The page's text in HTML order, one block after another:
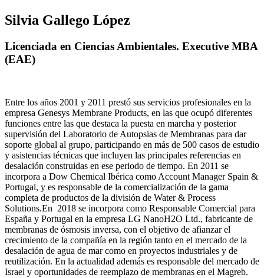
Silvia Gallego López
Licenciada en Ciencias Ambientales. Executive MBA
(EAE)
Entre los años 2001 y 2011 prestó sus servicios profesionales en la
empresa Genesys Membrane Products, en las que ocupó diferentes
funciones entre las que destaca la puesta en marcha y posterior
supervisión del Laboratorio de Autopsias de Membranas para dar
soporte global al grupo, participando en más de 500 casos de estudio
y asistencias técnicas que incluyen las principales referencias en
desalación construidas en ese periodo de tiempo. En 2011 se
incorpora a Dow Chemical Ibérica como Account Manager Spain &
Portugal, y es responsable de la comercialización de la gama
completa de productos de la división de Water & Process
Solutions.En 2018 se incorpora como Responsable Comercial para
España y Portugal en la empresa LG NanoH2O Ltd., fabricante de
membranas de ósmosis inversa, con el objetivo de afianzar el
crecimiento de la compañía en la región tanto en el mercado de la
desalación de agua de mar como en proyectos industriales y de
reutilización. En la actualidad además es responsable del mercado de
Israel y oportunidades de reemplazo de membranas en el Magreb.